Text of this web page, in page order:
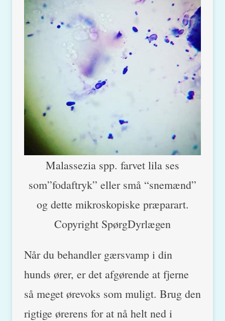
Malassezia spp. farvet lila ses
som”fodaftryk” eller små “snemænd”
og dette mikroskopiske præparart.
Copyright SpørgDyrlægen
Når du behandler gærsvamp i din
hunds ører, er det afgørende at fjerne
så meget ørevoks som muligt. Brug den
rigtige ørerens for at nå helt ned i